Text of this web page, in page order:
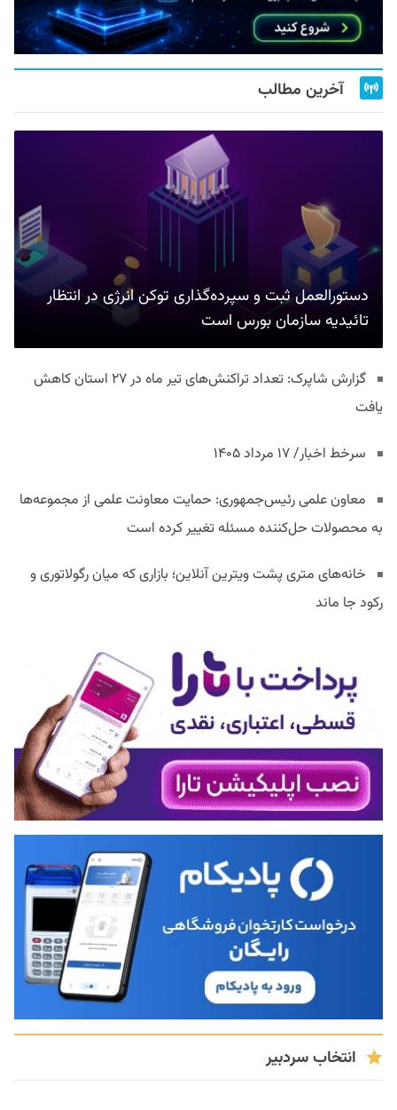
آخرین مطالب
دستورالعمل ثبت و سپرده‌گذاری توکن انرژی در انتظار
تائیدیه سازمان بورس است
گزارش شاپرک: تعداد تراکنش‌های تیر ماه در ۲۷ استان‌ کاهش
یافت
سرخط اخبار/ ۱۷ مرداد ۱۴۰۵
معاون علمی رئیس‌جمهوری: حمایت معاونت علمی از مجموعه‌ها
به محصولات حل‌کننده مسئله تغییر کرده است
خانه‌های متری پشت ویترین آنلاین؛ بازاری که میان رگولاتوری و
رکود جا ماند
انتخاب سردبیر